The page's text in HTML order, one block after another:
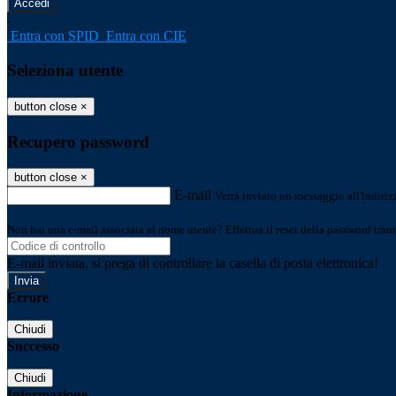
-
Entra con SPID Entra con CIE
Seleziona utente
button close ×
Recupero password
button close ×
E-mail Verrà inviato un messaggio
Non hai una e-mail associata al nome utente? Effettua il reset della password
E-mail inviata, si prega di controllare la casella di posta elettronica!
Errore
Chiudi
Successo
Chiudi